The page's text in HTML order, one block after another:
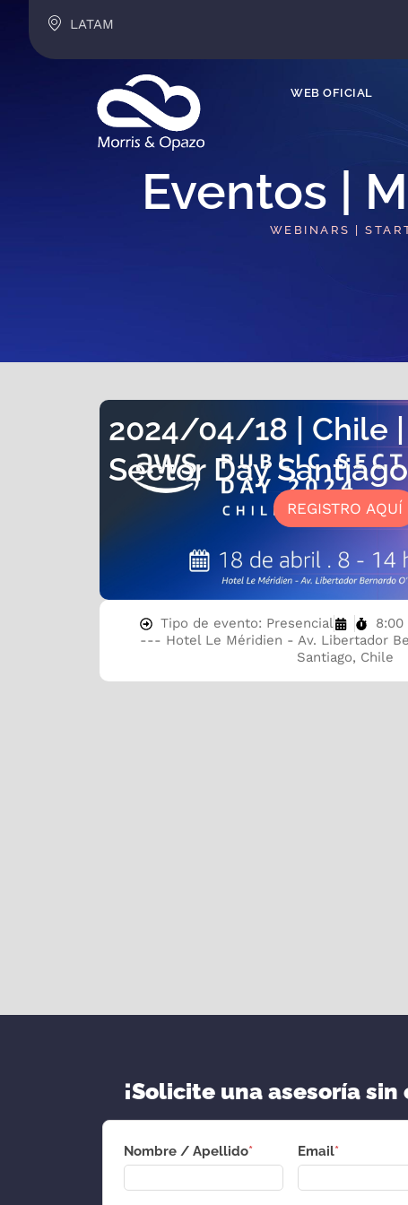
LATAM
WEB OFICIAL
Eventos |
WEBINARS |
2024/04/18 | Chile
Sector Day
REGISTRO AQUÍ
Tipo de evento: Presencial 8:00
--- Hotel Le Méridien - Av. Libertador
Santiago, Chile
¡Solicite una asesoría sin
Nombre / Apellido* Email*